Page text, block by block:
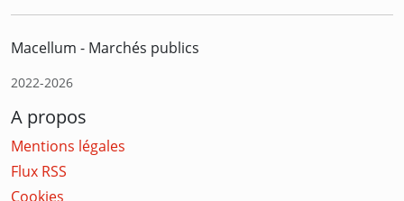
Macellum - Marchés publics
2022-2026
A propos
Mentions légales
Flux RSS
Cookies